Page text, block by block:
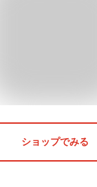
ショップでみる